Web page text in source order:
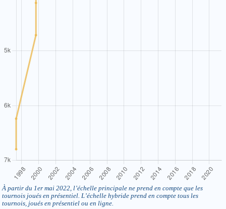
À partir du 1er mai 2022, l’échelle principale ne prend en compte que les
tournois joués en présentiel. L’échelle hybride prend en compte tous les
tournois, joués en présentiel ou en ligne.